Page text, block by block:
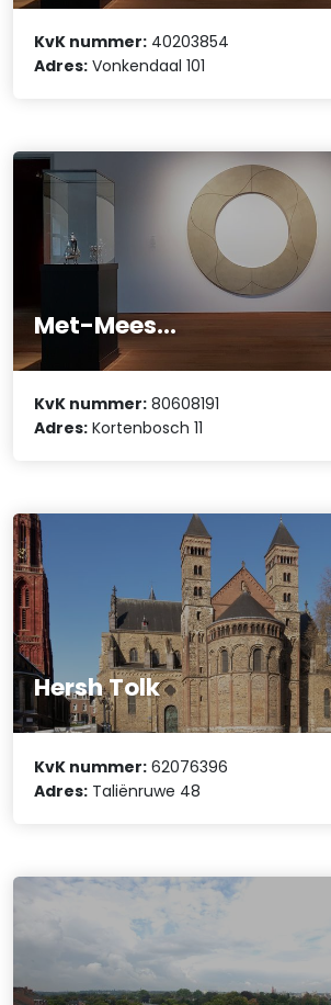
KvK nummer: 40203854
Adres: Vonkendaal 101
Met-Mees...
KvK nummer: 80608191
Adres: Kortenbosch 11
Hersh Tolk
KvK nummer: 62076396
Adres: Taliënruwe 48